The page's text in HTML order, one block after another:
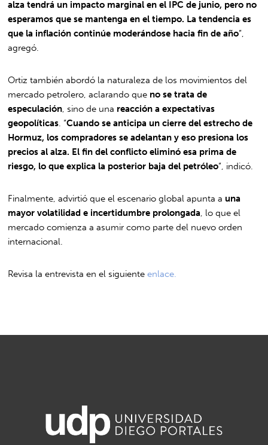
alza tendrá un impacto marginal en el IPC de junio, pero no
esperamos que se mantenga en el tiempo. La tendencia es
que la inflación continúe moderándose hacia fin de año”,
agregó.
Ortiz también abordó la naturaleza de los movimientos del
mercado petrolero, aclarando que no se trata de
especulación , sino de una reacción a expectativas
geopolíticas . “Cuando se anticipa un cierre del estrecho de
Hormuz, los compradores se adelantan y eso presiona los
precios al alza. El fin del conflicto eliminó esa prima de
riesgo, lo que explica la posterior baja del petróleo”, indicó.
Finalmente, advirtió que el escenario global apunta a una
mayor volatilidad e incertidumbre prolongada , lo que el
mercado comienza a asumir como parte del nuevo orden
internacional.
Revisa la entrevista en el siguienteenlace.